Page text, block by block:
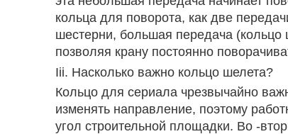
кольца для поворота, как две
шестерни, большая передача
позволяя крану постоянно
Iii. Насколько важно кольцо шелета?
Кольцо для сериала чрезвычайно
изменять направление, поэтому
угол строительной площадки. Во -